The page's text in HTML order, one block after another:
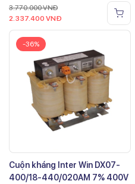
3.770.000VNĐ
2.337.400 VNĐ
-36%
Cuộn kháng Inter Win DX07-
400/18-440/020AM 7% 400V